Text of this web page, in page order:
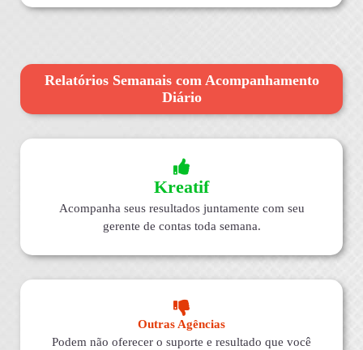
Relatórios Semanais com Acompanhamento
Diário
Kreatif
Acompanha seus resultados juntamente com seu
gerente de contas toda semana.
Outras Agências
Podem não oferecer o suporte e resultado que você